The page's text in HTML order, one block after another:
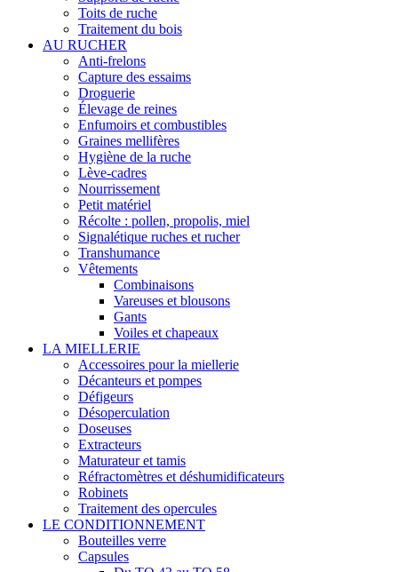
Toits de ruche
Traitement du bois
AU RUCHER
Anti-frelons
Capture des essaims
Droguerie
Élevage de reines
Enfumoirs et combustibles
Graines mellifères
Hygiène de la ruche
Lève-cadres
Nourrissement
Petit matériel
Récolte : pollen, propolis, miel
Signalétique ruches et rucher
Transhumance
Vêtements
Combinaisons
Vareuses et blousons
Gants
Voiles et chapeaux
LA MIELLERIE
Accessoires pour la miellerie
Décanteurs et pompes
Défigeurs
Désoperculation
Doseuses
Extracteurs
Maturateur et tamis
Réfractomètres et déshumidificateurs
Robinets
Traitement des opercules
LE CONDITIONNEMENT
Bouteilles verre
Capsules